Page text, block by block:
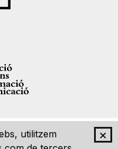
×
utilitzem
Avís legal